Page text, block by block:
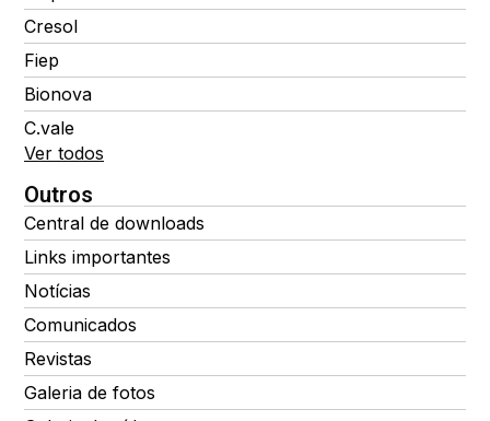
Cresol
Fiep
Bionova
C.vale
Ver todos
Outros
Central de downloads
Links importantes
Notícias
Comunicados
Revistas
Galeria de fotos